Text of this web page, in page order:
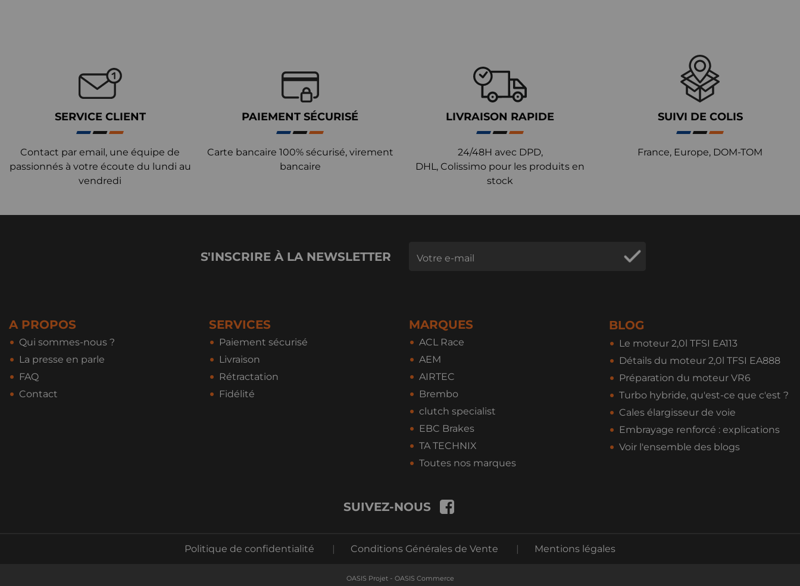
SERVICE CLIENT
Contact par email, une équipe de
passionnés à votre écoute du lundi au
vendredi
PAIEMENT SÉCURISÉ
Carte bancaire 100% sécurisé, virement
bancaire
LIVRAISON RAPIDE
24/48H avec DPD,
DHL, Colissimo pour les produits en
stock
SUIVI DE COLIS
France, Europe, DOM-TOM
S'INSCRIRE À LA NEWSLETTER
A PROPOS
Qui sommes-nous ?
La presse en parle
FAQ
Contact
SERVICES
Paiement sécurisé
Livraison
Rétractation
Fidélité
MARQUES
ACL Race
AEM
AIRTEC
Brembo
clutch specialist
EBC Brakes
TA TECHNIX
Toutes nos marques
BLOG
Le moteur 2,0l TFSI EA113
Détails du moteur 2,0l TFSI EA888
Préparation du moteur VR6
Turbo hybride, qu'est-ce que c'est ?
Cales élargisseur de voie
Embrayage renforcé : explications
Voir l'ensemble des blogs
SUIVEZ-NOUS
Politique de confidentialité | Conditions Générales de Vente | Mentions légales
OASIS Projet- OASIS Commerce